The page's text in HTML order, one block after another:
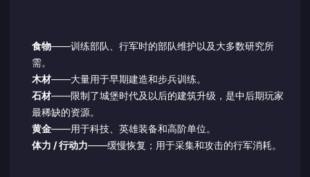
食物——训练部队、行军时的部队维护以及大多数研究所
需。
木材——大量用于早期建造和步兵训练。
石材——限制了城堡时代及以后的建筑升级，是中后期玩家
最稀缺的资源。
黄金——用于科技、英雄装备和高阶单位。
体力 / 行动力——缓慢恢复；用于采集和攻击的行军消耗。